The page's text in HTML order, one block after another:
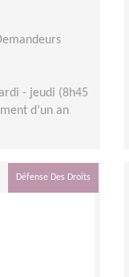
- jeudi (8h45
d’un an
Défense Des Droits